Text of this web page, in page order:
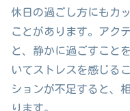
休日の過ごし方にもカ
ことがあります。アク
と、静かに過ごすこと
いてストレスを感じる
ションが不足すると、
ります。